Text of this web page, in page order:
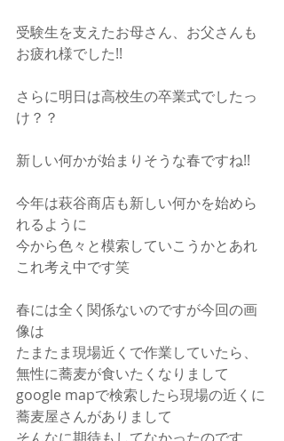
受験生を支えたお母さん、お父さんも
お疲れ様でした!!
さらに明日は高校生の卒業式でしたっ
け？？
新しい何かが始まりそうな春ですね!!
今年は萩谷商店も新しい何かを始めら
れるように
今から色々と模索していこうかとあれ
これ考え中です笑
春には全く関係ないのですが今回の画
像は
たまたま現場近くで作業していたら、
無性に蕎麦が食いたくなりまして
google mapで検索したら現場の近くに
蕎麦屋さんがありまして